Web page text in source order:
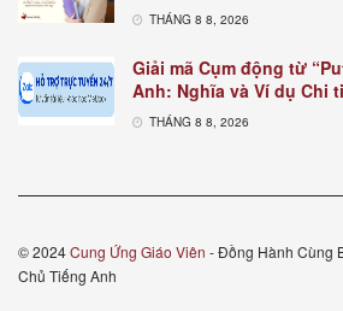
THÁNG 8 8, 2026
Giải mã Cụm động từ
Anh: Nghĩa và Ví dụ Chi
THÁNG 8 8, 2026
© 2024Cung Ứng Giáo Viên - Đồng Hành Cùng
Chủ Tiếng Anh